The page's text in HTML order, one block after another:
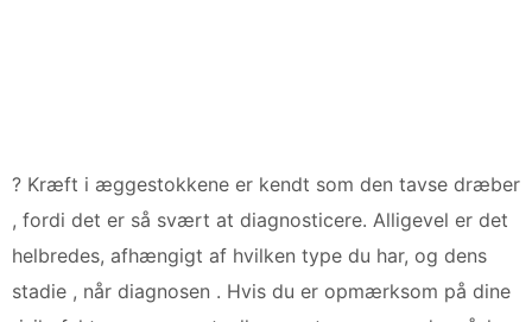
? Kræft i æggestokkene er kendt som den tavse dræber
, fordi det er så svært at diagnosticere. Alligevel er det
helbredes, afhængigt af hvilken type du har, og dens
stadie , når diagnosen . Hvis du er opmærksom på dine